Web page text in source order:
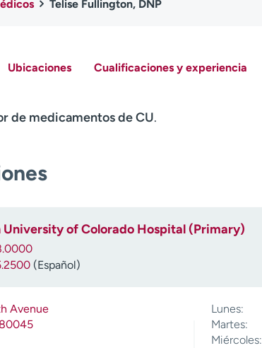
Telise Fullington, DNP
Ubicaciones Cualificaciones y experiencia
de medicamentos de CU.
University of Colorado Hospital (Primary)
(Español)
Avenue
80045
Lunes:
Martes:
Miércoles: